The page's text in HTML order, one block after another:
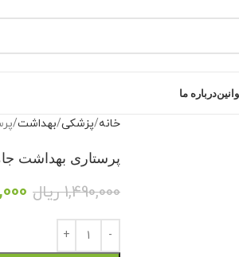
درباره ما
خانه پزشکی بهداشت
پرستاری بهداشت جامعه۳
1,490,000 ریال